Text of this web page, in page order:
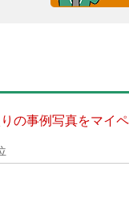
の事例写真をマイ